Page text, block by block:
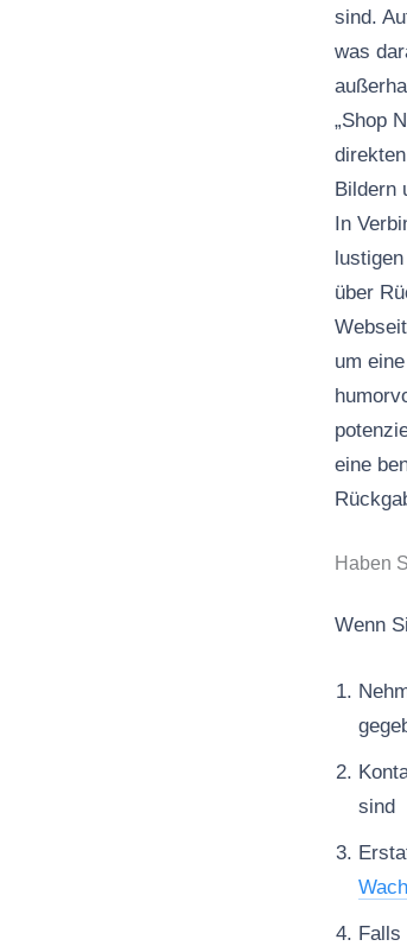
sind.
was
„Shop
Bildern
In
über
um
eine
Haben
Wenn
sind
Falls